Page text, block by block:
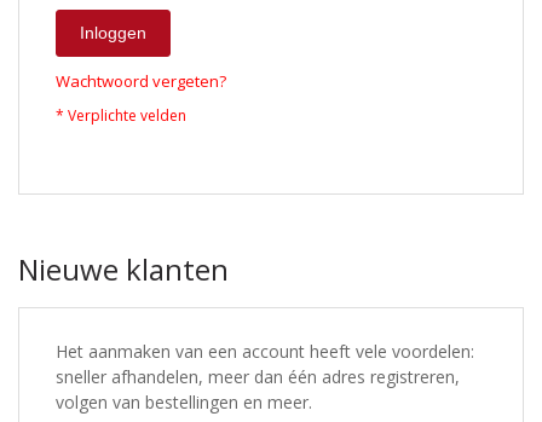
Inloggen
Wachtwoord vergeten?
Nieuwe klanten
Het aanmaken van een account heeft vele voordelen:
sneller afhandelen, meer dan één adres registreren,
volgen van bestellingen en meer.